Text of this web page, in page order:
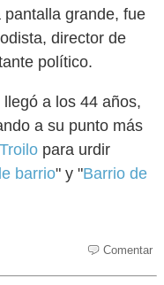
grande, fue
director de
político.
a los 44 años,
a su punto más
para urdir
barrio" y "Barrio de
Comentar